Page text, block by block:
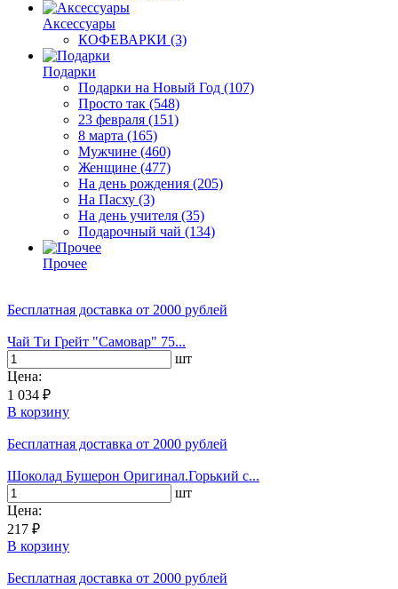
Аксессуары
КОФЕВАРКИ (3)
Подарки
Подарки на Новый Год (107)
Просто так (548)
23 февраля (151)
8 марта (165)
Мужчине (460)
Женщине (477)
На день рождения (205)
На Пасху (3)
На день учителя (35)
Подарочный чай (134)
Прочее
Бесплатная доставка от 2000 рублей
Чай Ти Грейт "Самовар" 75...
шт
Цена:
1 034 ₽
В корзину
Бесплатная доставка от 2000 рублей
Шоколад Бушерон Оригинал.Горький с...
шт
Цена:
217 ₽
В корзину
Бесплатная доставка от 2000 рублей